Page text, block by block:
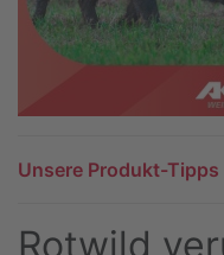
Unsere Produkt-
Rotwild